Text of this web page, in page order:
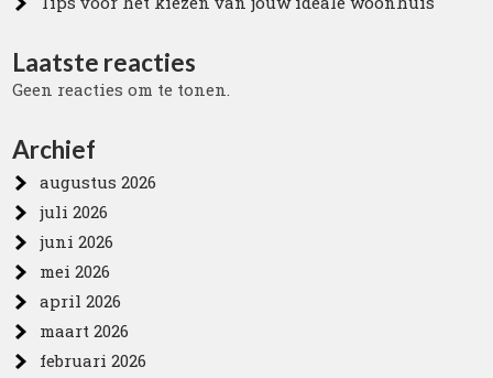
Laatste reacties
Geen reacties om te tonen.
Archief
augustus 2026
juli 2026
juni 2026
mei 2026
april 2026
maart 2026
februari 2026